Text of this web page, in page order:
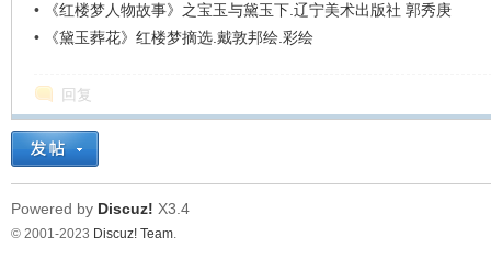
•
《红楼梦人物故事》之宝玉与黛玉下.辽宁美术出版社 郭秀庚
•
《黛玉葬花》红楼梦摘选.戴敦邦绘.彩绘
回复
Powered by Discuz! X3.4
© 2001-2023 Discuz! Team.